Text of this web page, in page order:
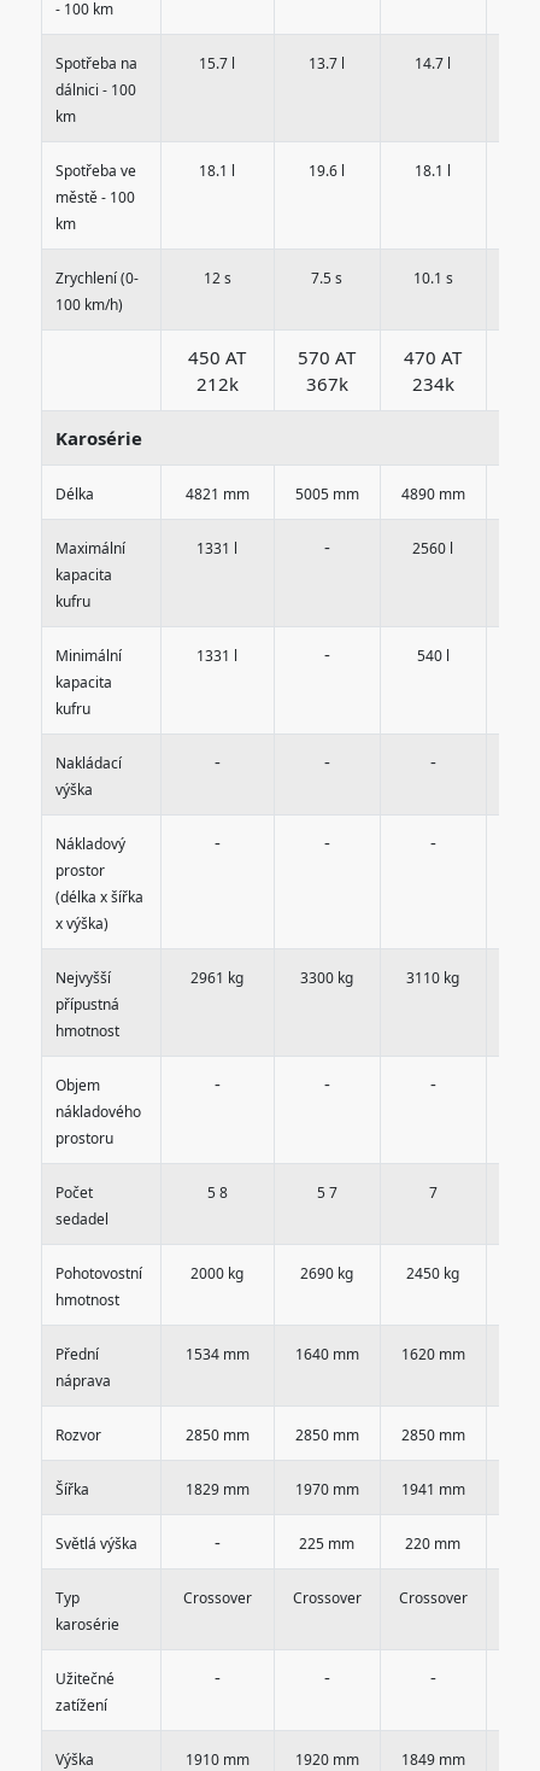
- 100 km
Spotřeba na
dálnici - 100
km
15.7 l 13.7 l 14.7 l
Spotřeba ve
městě - 100
km
18.1 l 19.6 l 18.1 l
Zrychlení (0-
100 km/h)
12 s 7.5 s 10.1 s
450 AT
212k
570 AT
367k
470 AT
234k
Karosérie
Délka 4821 mm 5005 mm 4890 mm
Maximální
kapacita
kufru
1331 l - 2560 l
Minimální
kapacita
kufru
1331 l - 540 l
Nakládací
výška
- - -
Nákladový
prostor
(délka x šířka
x výška)
- - -
Nejvyšší
přípustná
hmotnost
2961 kg 3300 kg 3110 kg
Objem
nákladového
prostoru
- - -
Počet
sedadel
5 8 5 7 7
Pohotovostní
hmotnost
2000 kg 2690 kg 2450 kg
Přední
náprava
1534 mm 1640 mm 1620 mm
Rozvor 2850 mm 2850 mm 2850 mm
Šířka 1829 mm 1970 mm 1941 mm
Světlá výška - 225 mm 220 mm
Typ
karosérie
Crossover Crossover Crossover
Užitečné
zatížení
- - -
Výška 1910 mm 1920 mm 1849 mm